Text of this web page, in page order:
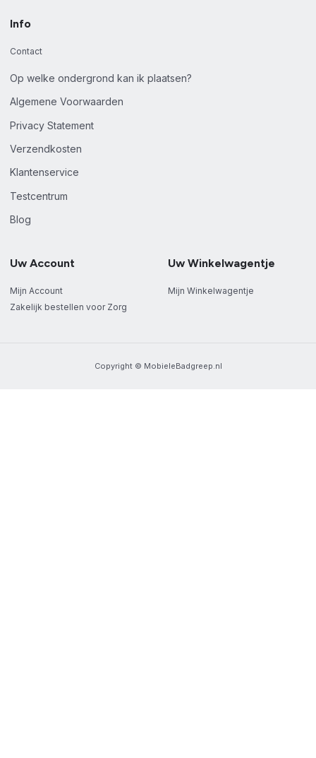
Info
Contact
Op welke ondergrond kan ik plaatsen?
Algemene Voorwaarden
Privacy Statement
Verzendkosten
Klantenservice
Testcentrum
Blog
Uw Account
Mijn Account
Zakelijk bestellen voor Zorg
Uw Winkelwagentje
Mijn Winkelwagentje
Copyright © MobieleBadgreep.nl